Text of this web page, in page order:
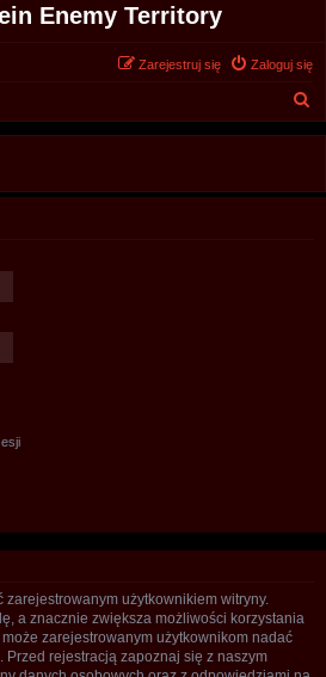
Enemy Territory
Zaloguj się
Zarejestruj się
użytkownikiem witryny.
a znacznie zwiększa możliwości korzystania
zarejestrowanym użytkownikom nadać
rejestracją zapoznaj się z naszym